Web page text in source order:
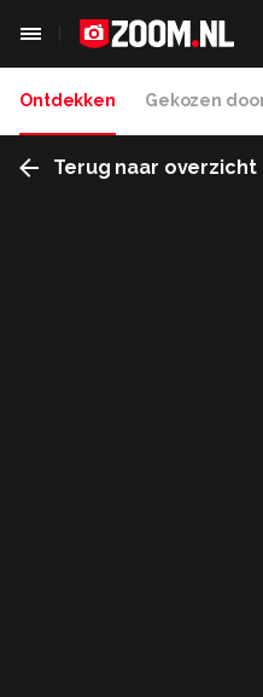
Ontdekken Gekozen
Terug naar overzicht